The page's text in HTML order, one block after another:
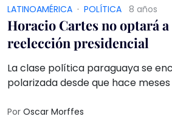
LATINOAMÉRICA · POLÍTICA 8 años
Horacio Cartes no optará a
reelección presidencial
La clase política paraguaya se
polarizada desde que hace meses
Por Oscar Morffes